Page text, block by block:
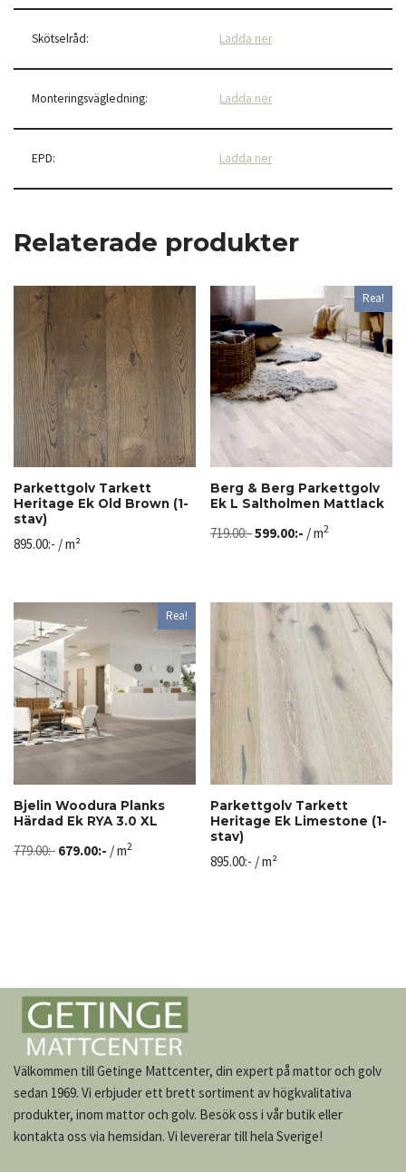
Skötselråd: Ladda ner
Monteringsvägledning: Ladda ner
EPD: Ladda ner
Relaterade produkter
Parkettgolv Tarkett
Heritage Ek Old Brown (1-
stav)
895.00:- / m²
Rea!
Berg & Berg Parkettgolv
Ek L Saltholmen Mattlack
719.00:-599.00:- / m2
Rea!
Bjelin Woodura Planks
Härdad Ek RYA 3.0 XL
779.00:- 679.00:- / m2
Parkettgolv Tarkett
Heritage Ek Limestone (1-
stav)
895.00:- / m²
Välkommen till Getinge Mattcenter, din expert på mattor och golv
sedan 1969. Vi erbjuder ett brett sortiment av högkvalitativa
produkter, inom mattor och golv. Besök oss i vår butik eller
kontakta oss via hemsidan. Vi levererar till hela Sverige!